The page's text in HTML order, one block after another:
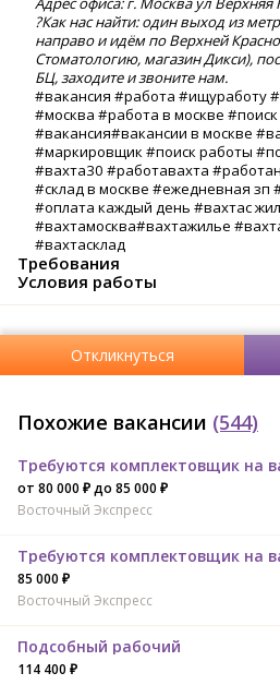
?Как нас найти: один выход из
направо и идём по Верхней
Стоматологию, магазин Дикси),
БЦ, заходите и звоните нам.
#вакансия #работа #ищуработу
#москва #работа в москве
#вакансия#вакансии в москве
#маркировщик #поиск работы
#вахта30 #работавахта
#склад в москве #ежедневная зп
#оплата каждый день #вахтас
#вахтамосква#вахтажилье
#вахтасклад
Требования
Условия работы
Откликнуться
Похожие вакансии (544)
Требуются комплектовщик на
от 80 000 ₽ до 85 000 ₽
Восточный Экспресс
Требуются комплектовщик на
85 000 ₽
Восточный Экспресс
Подсобный рабочий
114 400 ₽